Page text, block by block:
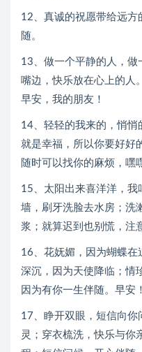
12、真诚的祝愿带给远方
随。
13、做一个平静的人，做
嘴边，快乐放在心上的人
早安，我的朋友！
14、轻轻的我来的，悄悄
就是幸福，所以你要好好
随时可以找你的麻烦，嘿
15、太阳出来喜洋洋，我
墙，刷牙洗脸去水房；洗
浆；就算迟到也别慌，注
16、花妩媚，因为蝴蝶在
深沉，因为天使降临；情
因为有你一生伴随。早安！
17、睁开双眼，短信向你
灵；穿衣梳洗，快乐与你